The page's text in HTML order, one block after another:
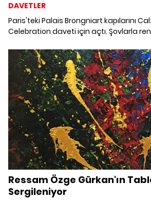
DAVETLER
Paris'teki Palais Brongniart kapılarını
Celebration daveti için açtı. Şovlarla
Ressam Özge Gürkan'ın
Sergileniyor